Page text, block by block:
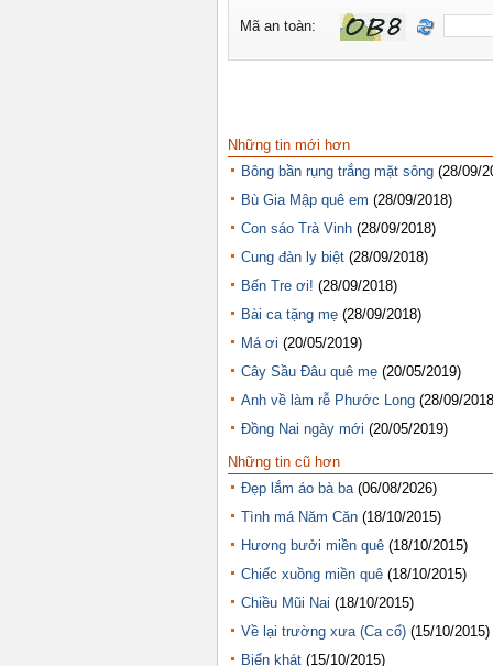
Những tin mới hơn
Bông bần rụng trắng mặt sông (28/09/
Bù Gia Mập quê em (28/09/2018)
Con sáo Trà Vinh (28/09/2018)
Cung đàn ly biệt (28/09/2018)
Bến Tre ơi! (28/09/2018)
Bài ca tặng mẹ (28/09/2018)
Má ơi (20/05/2019)
Cây Sầu Đâu quê mẹ (20/05/2019)
Anh về làm rễ Phước Long (28/09/
Đồng Nai ngày mới (20/05/2019)
Những tin cũ hơn
Đẹp lắm áo bà ba (06/08/2026)
Tình má Năm Căn (18/10/2015)
Hương bưởi miền quê (18/10/2015)
Chiếc xuồng miền quê (18/10/2015)
Chiều Mũi Nai (18/10/2015)
Về lại trường xưa (Ca cổ) (15/10/2015)
Biển khát (15/10/2015)